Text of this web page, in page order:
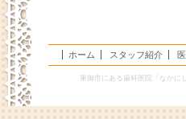
ホーム スタッフ紹介
東御市にある歯科医院「なかに